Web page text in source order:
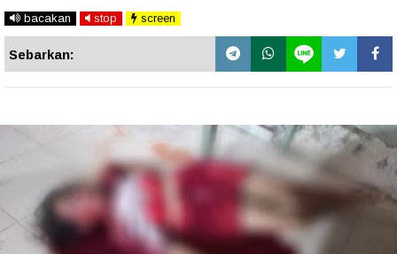
bacakan stop screen
Sebarkan: